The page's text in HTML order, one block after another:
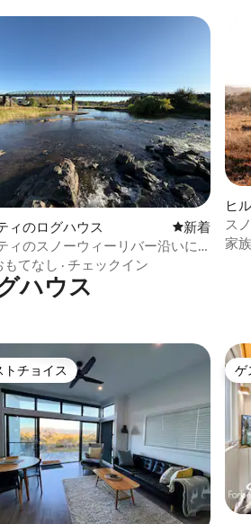
ィのログハウス 新しい宿泊
新着
ィのスノーウィーリバー沿いに
トOKのキャビン
もてなし · チェックイン
ヒ
ス
家族
ハウス
ゲストチョイスです。
トチョイス ゲ
ゲ